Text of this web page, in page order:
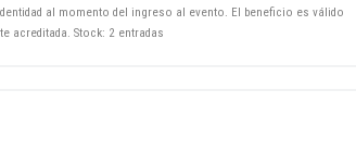
al momento del ingreso al evento. El beneficio es válido
acreditada. Stock: 2 entradas